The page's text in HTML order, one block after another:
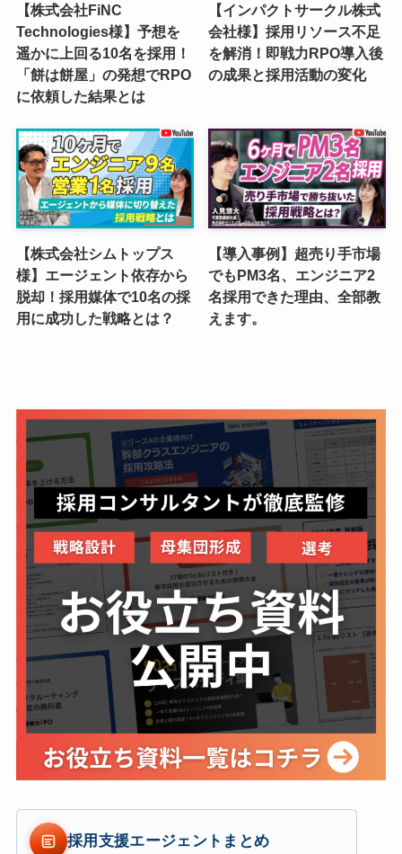
【株式会社FiNC
Technologies様】予想を
遥かに上回る10名を採用！
「餅は餅屋」の発想でRPO
に依頼した結果とは
【インパクトサークル株式
会社様】採用リソース不足
を解消！即戦力RPO導入後
の成果と採用活動の変化
【株式会社シムトップス
様】エージェント依存から
脱却！採用媒体で10名の採
用に成功した戦略とは？
【導入事例】超売り手市場
でもPM3名、エンジニア2
名採用できた理由、全部教
えます。
採用支援エージェントまとめ